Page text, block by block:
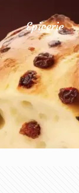
Epicerie